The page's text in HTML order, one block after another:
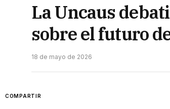
La Uncaus
sobre el futuro
18 de mayo de 2026
COMPARTIR